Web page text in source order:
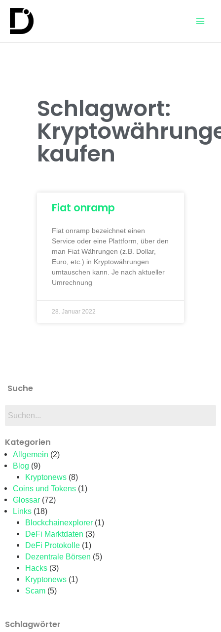
Schlagwort:
kaufen
Fiat onramp
Fiat onramp bezeichnet einen
Service oder eine Plattform, über den
man Fiat Währungen (z.B. Dollar,
Euro, etc.) in Kryptowährungen
umtauschen kann. Je nach aktueller
Umrechnung
28. Januar 2022
Suche
Kategorien
Allgemein (2)
Blog (9)
Kryptonews (8)
Coins und Tokens (1)
Glossar (72)
Links (18)
Blockchainexplorer (1)
DeFi Marktdaten (3)
DeFi Protokolle (1)
Dezentrale Börsen (5)
Hacks (3)
Kryptonews (1)
Scam (5)
Schlagwörter